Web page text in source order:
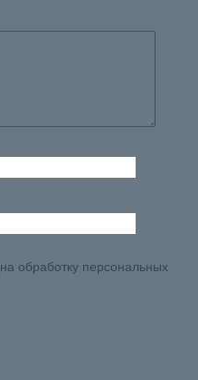
на обработку персональных